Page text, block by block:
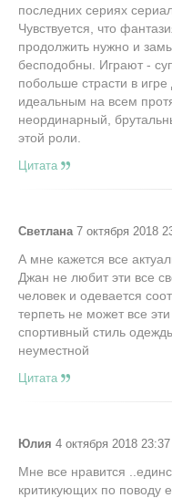
последних сериях
Чувствуется, что
продолжить нужно и
бесподобны. Играют -
побольше страсти в
идеальным на всем
неординарный,
этой роли.
Цитата
Светлана 7 октября 2018
А мне кажется все
Джан не любит эти все
человек и одевается
терпеть не может все
спортивный стиль
неуместной
Цитата
Юлия 4 октября 2018 23:37
Мне все нравится
критикующих по поводу